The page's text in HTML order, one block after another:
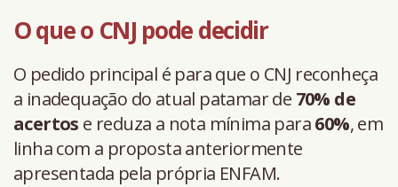
O que o CNJ pode decidir
O pedido principal é para que o CNJ reconheça
a inadequação do atual patamar de 70% de
acertos e reduza a nota mínima para60%, em
linha com a proposta anteriormente
apresentada pela própria ENFAM.